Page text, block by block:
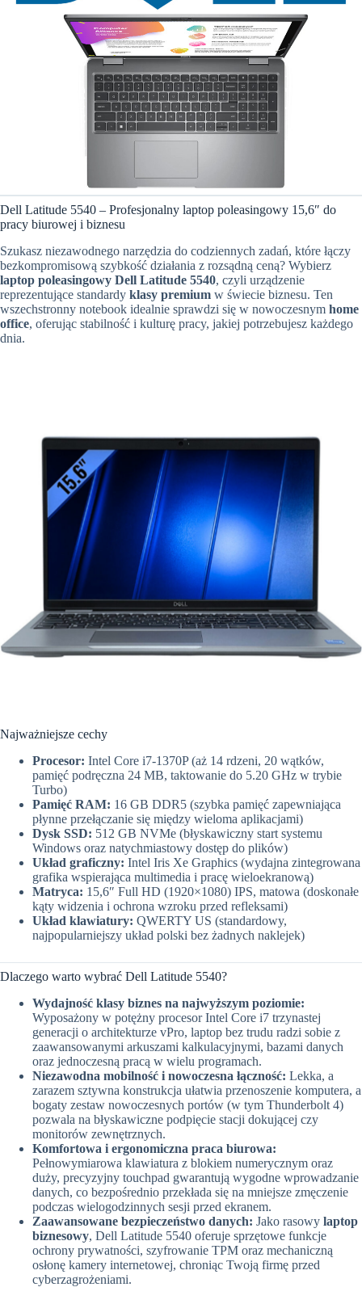
Dell Latitude 5540 – Profesjonalny laptop poleasingowy 15,6″ do
pracy biurowej i biznesu
Szukasz niezawodnego narzędzia do codziennych zadań, które łączy
bezkompromisową szybkość działania z rozsądną ceną? Wybierz
laptop poleasingowy Dell Latitude 5540, czyli urządzenie
reprezentujące standardy klasy premium w świecie biznesu. Ten
wszechstronny notebook idealnie sprawdzi się w nowoczesnym home
office, oferując stabilność i kulturę pracy, jakiej potrzebujesz każdego
dnia.
Najważniejsze cechy
Procesor: Intel Core i7-1370P (aż 14 rdzeni, 20 wątków,
pamięć podręczna 24 MB, taktowanie do 5.20 GHz w trybie
Turbo)
Pamięć RAM: 16 GB DDR5 (szybka pamięć zapewniająca
płynne przełączanie się między wieloma aplikacjami)
Dysk SSD: 512 GB NVMe (błyskawiczny start systemu
Windows oraz natychmiastowy dostęp do plików)
Układ graficzny: Intel Iris Xe Graphics (wydajna zintegrowana
grafika wspierająca multimedia i pracę wieloekranową)
Matryca: 15,6″ Full HD (1920×1080) IPS, matowa (doskonałe
kąty widzenia i ochrona wzroku przed refleksami)
Układ klawiatury: QWERTY US (standardowy,
najpopularniejszy układ polski bez żadnych naklejek)
Dlaczego warto wybrać Dell Latitude 5540?
Wydajność klasy biznes na najwyższym poziomie:
Wyposażony w potężny procesor Intel Core i7 trzynastej
generacji o architekturze vPro, laptop bez trudu radzi sobie z
zaawansowanymi arkuszami kalkulacyjnymi, bazami danych
oraz jednoczesną pracą w wielu programach.
Niezawodna mobilność i nowoczesna łączność: Lekka, a
zarazem sztywna konstrukcja ułatwia przenoszenie komputera, a
bogaty zestaw nowoczesnych portów (w tym Thunderbolt 4)
pozwala na błyskawiczne podpięcie stacji dokującej czy
monitorów zewnętrznych.
Komfortowa i ergonomiczna praca biurowa:
Pełnowymiarowa klawiatura z blokiem numerycznym oraz
duży, precyzyjny touchpad gwarantują wygodne wprowadzanie
danych, co bezpośrednio przekłada się na mniejsze zmęczenie
podczas wielogodzinnych sesji przed ekranem.
Zaawansowane bezpieczeństwo danych: Jako rasowy laptop
biznesowy, Dell Latitude 5540 oferuje sprzętowe funkcje
ochrony prywatności, szyfrowanie TPM oraz mechaniczną
osłonę kamery internetowej, chroniąc Twoją firmę przed
cyberzagrożeniami.